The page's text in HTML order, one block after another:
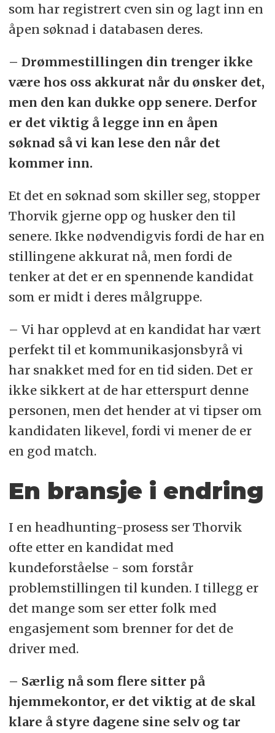
som har registrert cven sin og lagt inn en
åpen søknad i databasen deres.
– Drømmestillingen din trenger ikke
være hos oss akkurat når du ønsker det,
men den kan dukke opp senere. Derfor
er det viktig å legge inn en åpen
søknad så vi kan lese den når det
kommer inn.
Et det en søknad som skiller seg, stopper
Thorvik gjerne opp og husker den til
senere. Ikke nødvendigvis fordi de har en
stillingene akkurat nå, men fordi de
tenker at det er en spennende kandidat
som er midt i deres målgruppe.
– Vi har opplevd at en kandidat har vært
perfekt til et kommunikasjonsbyrå vi
har snakket med for en tid siden. Det er
ikke sikkert at de har etterspurt denne
personen, men det hender at vi tipser om
kandidaten likevel, fordi vi mener de er
en god match.
En bransje i endring
I en headhunting-prosess ser Thorvik
ofte etter en kandidat med
kundeforståelse - som forstår
problemstillingen til kunden. I tillegg er
det mange som ser etter folk med
engasjement som brenner for det de
driver med.
– Særlig nå som flere sitter på
hjemmekontor, er det viktig at de skal
klare å styre dagene sine selv og tar